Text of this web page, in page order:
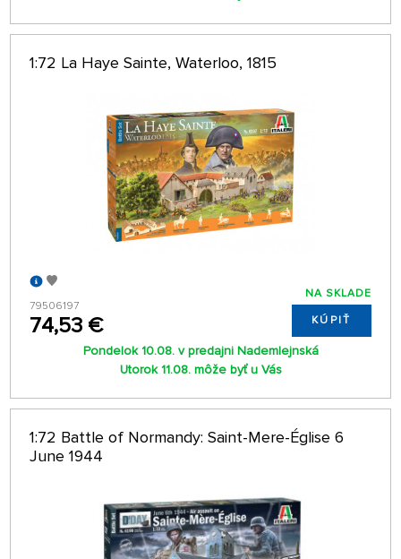
1:72 La Haye Sainte, Waterloo, 1815
79506197
74,53 €
NA SKLADE
KÚPIŤ
Pondelok 10.08. v predajni Nademlejnská
Utorok 11.08. môže byť u Vás
1:72 Battle of Normandy: Saint-Mere-Église 6
June 1944